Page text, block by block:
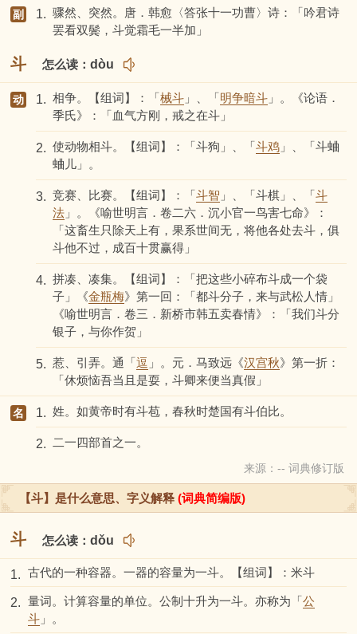
副 1. 骤然、突然。唐．韩愈〈答张十一功曹〉诗：「吟君诗
罢看双鬓，斗觉霜毛一半加」
斗 怎么读： dòu
动 1. 相争。【组词】：「 械斗」、「 明争暗斗」。《论语．
季氏》：「血气方刚，戒之在斗」
2. 使动物相斗。【组词】：「斗狗」、「 斗鸡」、「斗蛐
蛐儿」。
3. 竞赛、比赛。【组词】：「 斗智 」、「斗棋」、「 斗
法」。《喻世明言．卷二六．沉小官一鸟害七命》：
「这畜生只除天上有，果系世间无，将他各处去斗，俱
斗他不过，成百十贯赢得」
4. 拼凑、凑集。【组词】：「把这些小碎布斗成一个袋
子」《金瓶梅》第一回：「都斗分子，来与武松人情」
《喻世明言．卷三．新桥市韩五卖春情》：「我们斗分
银子，与你作贺」
5. 惹、引弄。通「 逗 」。元．马致远《汉宫秋》第一折：
「休烦恼吾当且是耍，斗卿来便当真假」
名 1. 姓。如黄帝时有斗苞，春秋时楚国有斗伯比。
2. 二一四部首之一。
来源：-- 词典修订版
【斗】是什么意思、字义解释 (词典简编版)
斗 怎么读： dǒu
1. 古代的一种容器。一器的容量为一斗。【组词】：米斗
2. 量词。计算容量的单位。公制十升为一斗。亦称为「公
斗 」。